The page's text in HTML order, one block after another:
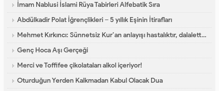
İmam Nablusi İslami Rüya Tabirleri Alfebatik Sıra
Abdülkadir Polat İğrençlikleri – 5 yıllık Eşinin İtirafları
Mehmet Kırkıncı: Sünnetsiz Kur’an anlayışı hastalıktır, dalalettir!
Genç Hoca Aşı Gerçeği
Merci ve Toffifee çikolataları alkol içeriyor!
Oturduğun Yerden Kalkmadan Kabul Olacak Dua